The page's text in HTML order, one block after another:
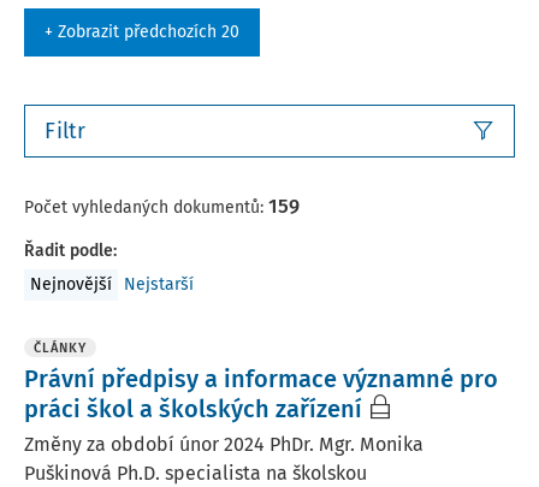
+ Zobrazit předchozích 20
Filtr
Počet vyhledaných dokumentů: 159
Řadit podle:
Nejnovější
Nejstarší
ČLÁNKY
Právní předpisy a informace významné pro
práci škol a školských zařízení
Změny za období únor 2024 PhDr. Mgr. Monika
Puškinová Ph.D. specialista na školskou